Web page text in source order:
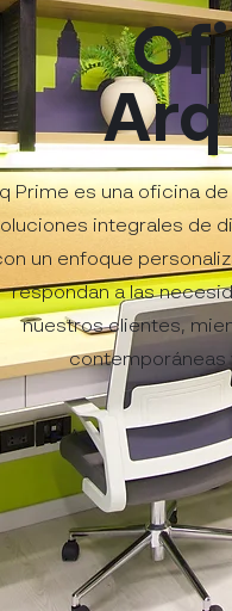
Prime es una oficina
integrales de
un enfoque
respondan a las
nuestros clientes,
contemporáneas